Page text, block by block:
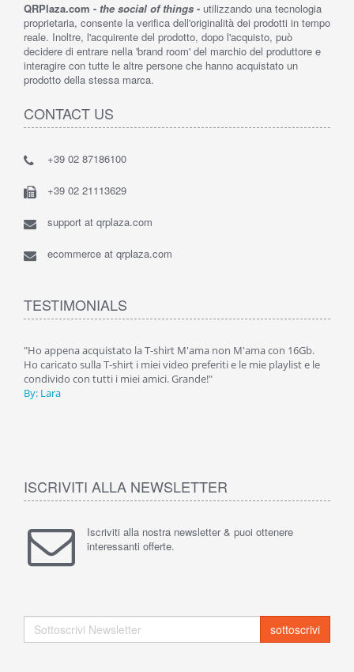
QRPlaza.com - the social of things - utilizzando una tecnologia
proprietaria, consente la verifica dell'originalità dei prodotti in tempo
reale. Inoltre, l'acquirente del prodotto, dopo l'acquisto, può
decidere di entrare nella 'brand room' del marchio del produttore e
interagire con tutte le altre persone che hanno acquistato un
prodotto della stessa marca.
CONTACT US
+39 02 87186100
+39 02 21113629
support at qrplaza.com
ecommerce at qrplaza.com
TESTIMONIALS
"Ho appena acquistato la T-shirt M'ama non M'ama con 16Gb.
Ho caricato sulla T-shirt i miei video preferiti e le mie playlist e le
condivido con tutti i miei amici. Grande!"
By: Lara
ISCRIVITI ALLA NEWSLETTER
Iscriviti alla nostra newsletter & puoi ottenere
interessanti offerte.
sottoscrivi